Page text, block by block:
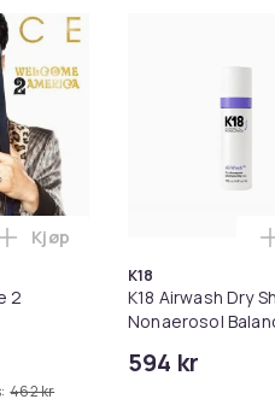
Ever (Vinyl) (LP) i
2
462 kr
Legg Prince - Welcome 2
Kjøp
K18
K18 Airwash Dry
Nonaerosol
594 kr